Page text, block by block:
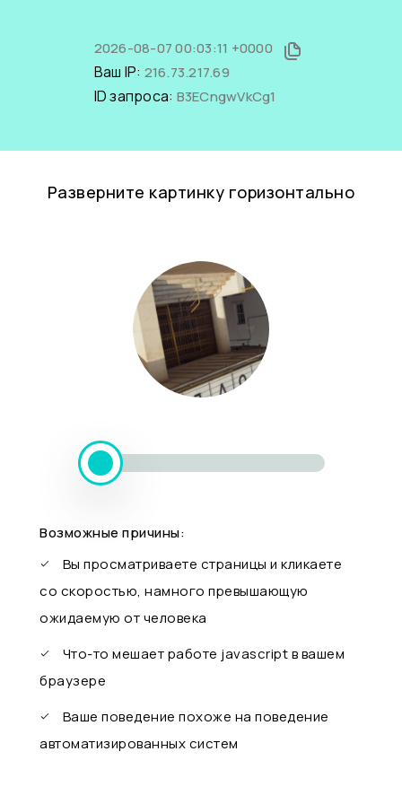
2026-08-07 00:03:11 +0000
Ваш IP: 216.73.217.69
ID запроса: B3ECngwVkCg1
Разверните картинку горизонтально
Возможные причины:
Вы просматриваете страницы и кликаете
со скоростью, намного превышающую
ожидаемую от человека
Что-то мешает работе javascript в вашем
браузере
Ваше поведение похоже на поведение
автоматизированных систем